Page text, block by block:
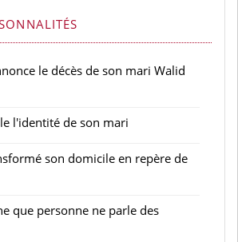
le décès de son mari Walid
l'identité de son mari
son domicile en repère de
que personne ne parle des